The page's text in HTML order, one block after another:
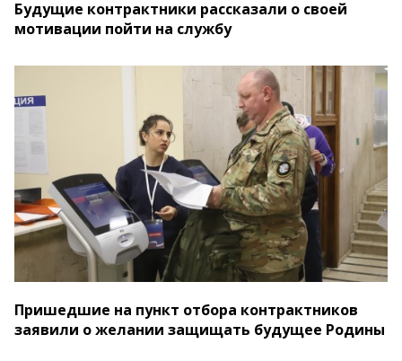
Будущие контрактники рассказали о своей
мотивации пойти на службу
Пришедшие на пункт отбора контрактников
заявили о желании защищать будущее Родины